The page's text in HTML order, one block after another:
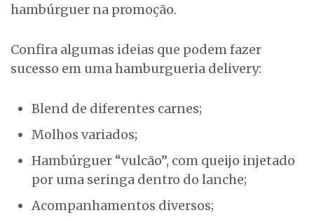
hambúrguer na promoção.
Confira algumas ideias que podem fazer
sucesso em uma hamburgueria delivery:
Blend de diferentes carnes;
Molhos variados;
Hambúrguer “vulcão”, com queijo injetado
por uma seringa dentro do lanche;
Acompanhamentos diversos;